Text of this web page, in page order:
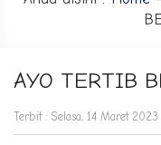
AYO TERTIB
Terbit : Selasa, 14 Maret